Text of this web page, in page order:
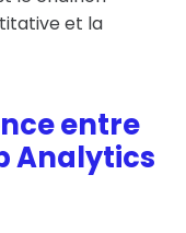
et la
entre
Analytics